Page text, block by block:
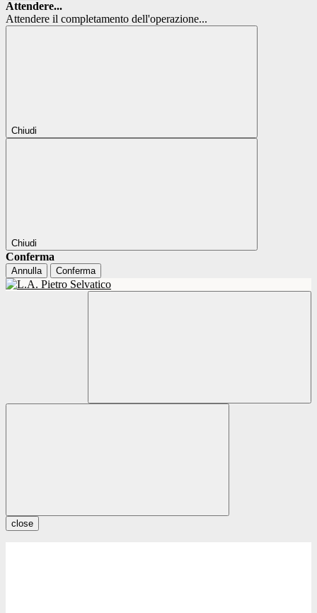
Attendere...
Attendere il completamento dell'operazione...
Chiudi
Chiudi
Conferma
Annulla Conferma
close